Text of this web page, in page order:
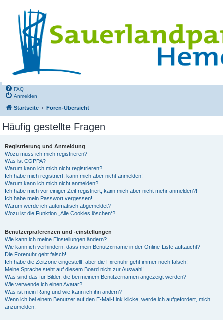
FAQ
Anmelden
Startseite Foren-Übersicht
Häufig gestellte Fragen
Registrierung und Anmeldung
Wozu muss ich mich registrieren?
Was ist COPPA?
Warum kann ich mich nicht registrieren?
Ich habe mich registriert, kann mich aber nicht anmelden!
Warum kann ich mich nicht anmelden?
Ich habe mich vor einiger Zeit registriert, kann mich aber nicht mehr anmelden?!
Ich habe mein Passwort vergessen!
Warum werde ich automatisch abgemeldet?
Wozu ist die Funktion „Alle Cookies löschen“?
Benutzerpräferenzen und -einstellungen
Wie kann ich meine Einstellungen ändern?
Wie kann ich verhindern, dass mein Benutzername in der Online-Liste auftaucht?
Die Forenuhr geht falsch!
Ich habe die Zeitzone eingestellt, aber die Forenuhr geht immer noch falsch!
Meine Sprache steht auf diesem Board nicht zur Auswahl!
Was sind das für Bilder, die bei meinem Benutzernamen angezeigt werden?
Wie verwende ich einen Avatar?
Was ist mein Rang und wie kann ich ihn ändern?
Wenn ich bei einem Benutzer auf den E-Mail-Link klicke, werde ich aufgefordert, mich
anzumelden.